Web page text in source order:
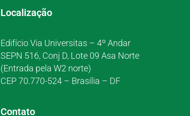
Localização
Edifício Via Universitas – 4º Andar
SEPN 516, Conj D, Lote 09 Asa Norte
(Entrada pela W2 norte)
CEP 70.770-524 – Brasília – DF
Contato